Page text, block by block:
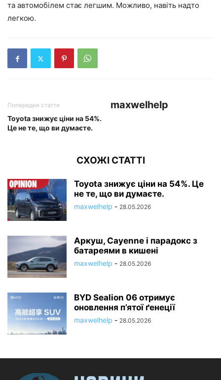
та автомобілем стає легшим. Можливо, навіть надто
легкою.
Попередня стаття
Toyota знижує ціни на 54%.
Це не те, що ви думаєте.
maxwelhelp
СХОЖІ СТАТТІ
Toyota знижує ціни на 54%. Це
не те, що ви думаєте.
maxwelhelp - 28.05.2026
Аркуш, Cayenne і парадокс з
батареями в кишені
maxwelhelp - 28.05.2026
BYD Sealion 06 отримує
оновлення п’ятої ґенеції
maxwelhelp - 28.05.2026